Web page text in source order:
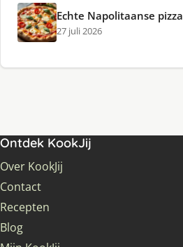
Echte Napolitaanse pizza
27 juli 2026
Ontdek KookJij
Over KookJij
Contact
Recepten
Blog